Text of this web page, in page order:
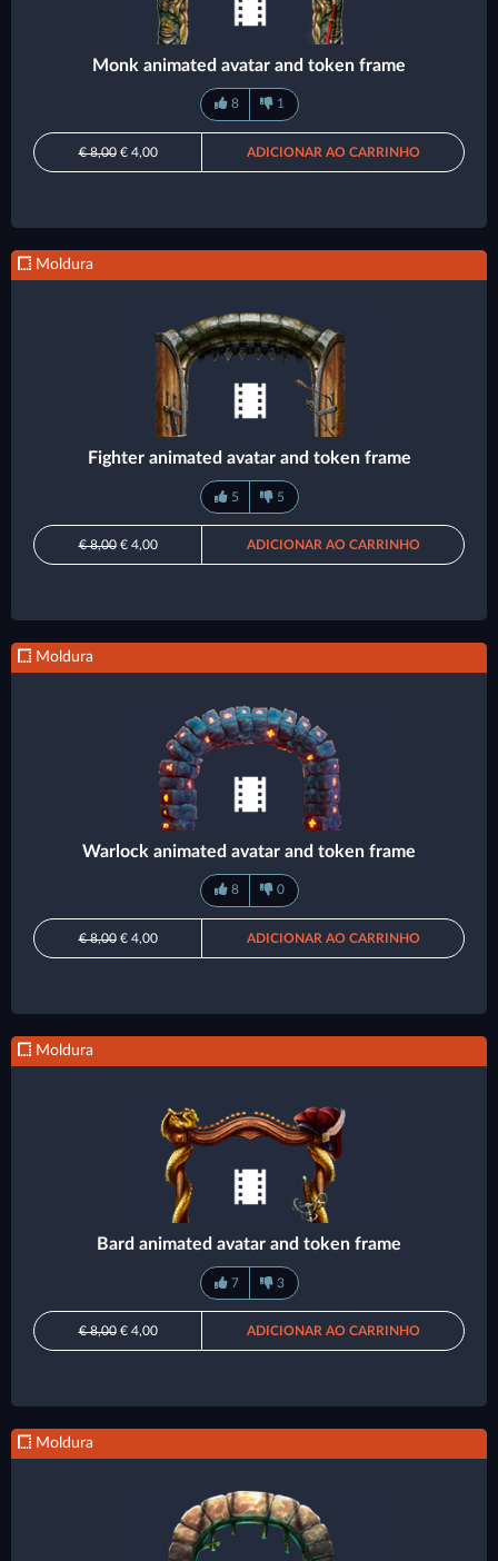
Monk animated avatar and token frame
8 1
€ 8,00€ 4,00 ADICIONAR AO CARRINHO
Moldura
Fighter animated avatar and token frame
5 5
€ 8,00€ 4,00 ADICIONAR AO CARRINHO
Moldura
Warlock animated avatar and token frame
8 0
€ 8,00€ 4,00 ADICIONAR AO CARRINHO
Moldura
Bard animated avatar and token frame
7 3
€ 8,00€ 4,00 ADICIONAR AO CARRINHO
Moldura